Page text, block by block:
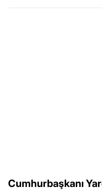
Cumhurbaşkanı